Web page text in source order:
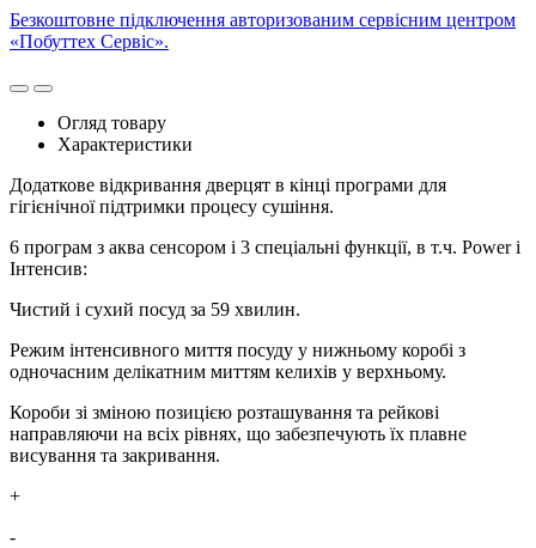
Безкоштовне підключення авторизованим сервісним центром
«Побуттех Сервіс».
Огляд товару
Характеристики
Додаткове відкривання дверцят в кінці програми для
гігієнічної підтримки процесу сушіння.
6 програм з аква сенсором і 3 спеціальні функції, в т.ч. Power і
Інтенсив:
Чистий і сухий посуд за 59 хвилин.
Режим інтенсивного миття посуду у нижньому коробі з
одночасним делікатним миттям келихів у верхньому.
Короби зі зміною позицією розташування та рейкові
направляючи на всіх рівнях, що забезпечують їх плавне
висування та закривання.
+
-